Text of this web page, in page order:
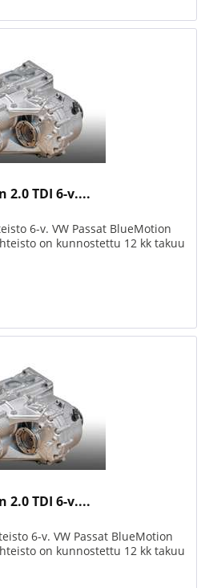
2.0 TDI 6-v....
6-v. VW Passat BlueMotion
on kunnostettu 12 kk takuu
2.0 TDI 6-v....
6-v. VW Passat BlueMotion
on kunnostettu 12 kk takuu